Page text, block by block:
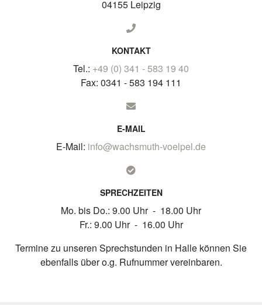
04155 Leipzig
KONTAKT
Tel.: +49 (0) 341 - 583 19 40
Fax: 0341 - 583 194 111
E-MAIL
E-Mail: info@wachsmuth-voelpel.de
SPRECHZEITEN
Mo. bis Do.: 9.00 Uhr - 18.00 Uhr
Fr.: 9.00 Uhr - 16.00 Uhr
Termine zu unseren Sprechstunden in Halle können Sie
ebenfalls über o.g. Rufnummer vereinbaren.